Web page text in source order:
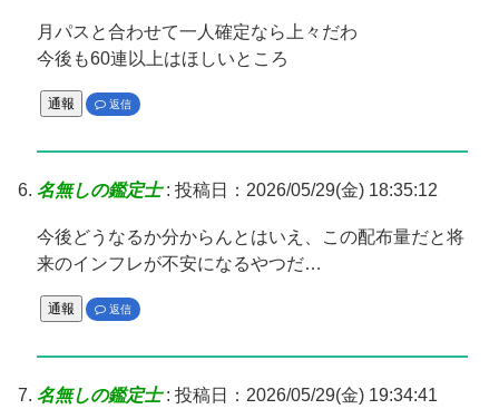
月パスと合わせて一人確定なら上々だわ
今後も60連以上はほしいところ
通報 返信
名無しの鑑定士: 投稿日：2026/05/29(金) 18:35:12
今後どうなるか分からんとはいえ、この配布量だと将
来のインフレが不安になるやつだ…
通報 返信
名無しの鑑定士: 投稿日：2026/05/29(金) 19:34:41